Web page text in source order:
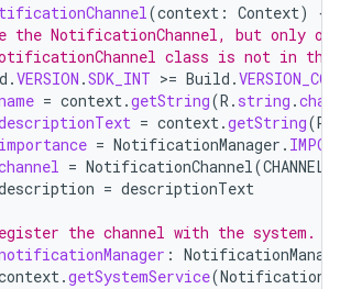
(context : Context)
{
the NotificationChannel, but only on
class is not in the
.VERSION .SDK_INT >= Build .
= context.getString(R . string .
= context.getString(R
importance = NotificationManager .
= NotificationChannel(
= descriptionText
the channel with the system.
:
.getSystemService(